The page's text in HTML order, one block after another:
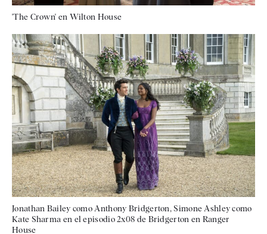
'The Crown' en Wilton House
Jonathan Bailey como Anthony Bridgerton, Simone Ashley como
Kate Sharma en el episodio 2x08 de Bridgerton en Ranger
House